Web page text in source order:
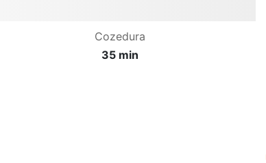
Cozedura
35 min